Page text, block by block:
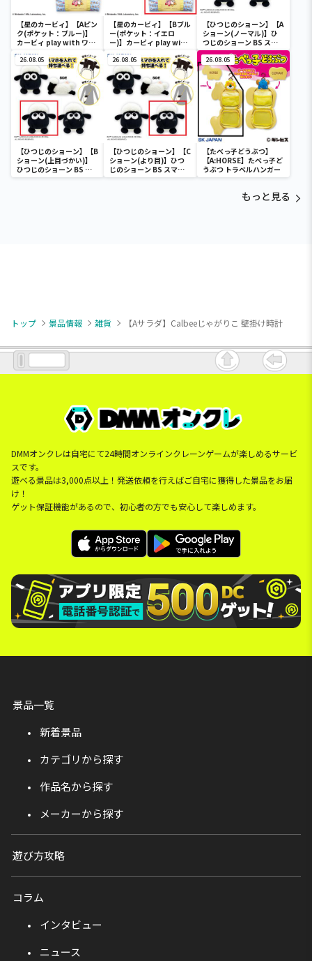
【星のカービィ】【Aピン
ク(ポケット：ブルー)】
カービィ play with ワド
ルディ ボストンバッグ
【星のカービィ】【Bブル
ー(ポケット：イエロ
ー)】カービィ play with
ワドルディ ボストンバッ
グ
【ひつじのショーン】【A
ショーン(ノーマル)】ひ
つじのショーン BS スマ
ホショーンルダー
26.08.05
【ひつじのショーン】【B
ショーン(上目づかい)】
ひつじのショーン BS ス
マホショーンルダー
26.08.05
【ひつじのショーン】【C
ショーン(より目)】ひつ
じのショーン BS スマホ
ショーンルダー
26.08.05
【たべっ子どうぶつ】
【A:HORSE】たべっ子ど
うぶつ トラベルハンガー
もっと見る
トップ 景品情報 雑貨 【Aサラダ】Calbeeじゃがりこ 壁掛け時計
DMMオンクレは自宅にて24時間オンラインクレーンゲームが楽しめるサービ
スです。
遊べる景品は3,000点以上！発送依頼を行えばご自宅に獲得した景品をお届
け！
ゲット保証機能があるので、初心者の方でも安心して楽しめます。
景品一覧
新着景品
カテゴリから探す
作品名から探す
メーカーから探す
遊び方攻略
コラム
インタビュー
ニュース